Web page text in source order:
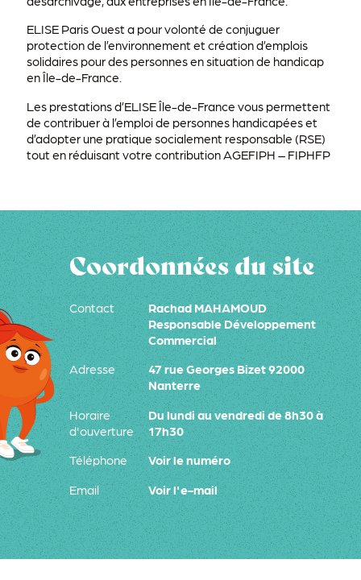
ELISE Paris Ouest a pour volonté de conjuguer
protection de l’environnement et création d’emplois
solidaires pour des personnes en situation de handicap
en Île-de-France.
Les prestations d’ELISE Île-de-France vous permettent
de contribuer à l’emploi de personnes handicapées et
d’adopter une pratique socialement responsable (RSE)
tout en réduisant votre contribution AGEFIPH – FIPHFP
Coordonnées du site
Contact
Rachad MAHAMOUD
Responsable Développement
Commercial
Adresse
47 rue Georges Bizet 92000
Nanterre
Horaire
d'ouverture
Du lundi au vendredi de 8h30 à
17h30
Téléphone
Voir le numéro
Email
Voir l'e-mail